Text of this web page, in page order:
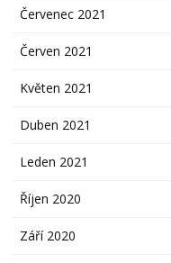
Červenec 2021
Červen 2021
Květen 2021
Duben 2021
Leden 2021
Říjen 2020
Září 2020